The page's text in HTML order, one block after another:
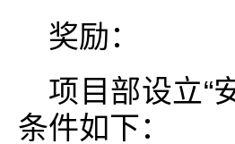
奖励：
项目部设立“
条件如下：